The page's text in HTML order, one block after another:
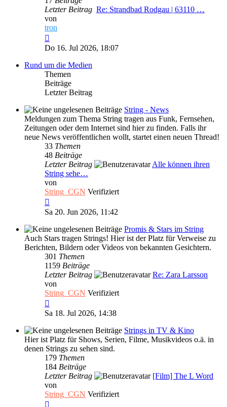
Letzter Beitrag Re: Strandbad Rodgau | 63110 …
von
tron
Beitrag
Do 16. Jul 2026, 18:07
Rund um die Medien
Themen
Beiträge
Letzter Beitrag
String - News
Meldungen zum Thema String tragen aus Funk, Fernsehen,
Zeitungen oder dem Internet sind hier zu finden. Falls ihr
neue News veröffentlichen wollt, startet einen neuen Thread!
33 Themen
48 Beiträge
Letzter Beitrag
Alle können ihren
String sehe…
von
String_CGN Verifiziert
Beitrag
Sa 20. Jun 2026, 11:42
Promis & Stars im String
Auch Stars tragen Strings! Hier ist der Platz für Verweise zu
Berichten, Bildern oder Videos von bekannten Gesichtern.
301 Themen
1159 Beiträge
Letzter Beitrag
Re: Zara Larsson
von
String_CGN Verifiziert
Beitrag
Sa 18. Jul 2026, 14:38
Strings in TV & Kino
Hier ist Platz für Shows, Serien, Filme, Musikvideos o.ä. in
denen Strings zu sehen sind.
179 Themen
184 Beiträge
Letzter Beitrag
[Film] The L Word
von
String_CGN Verifiziert